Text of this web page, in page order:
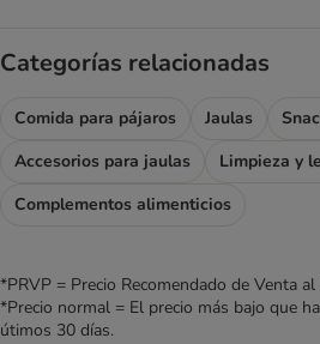
Categorías relacionadas
Comida para pájaros Jaulas
Accesorios para jaulas
Limpieza y
Complementos alimenticios
*PRVP = Precio Recomendado de Venta
*Precio normal = El precio más bajo que
útimos 30 días.